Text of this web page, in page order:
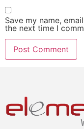
Save my name,
the next time I